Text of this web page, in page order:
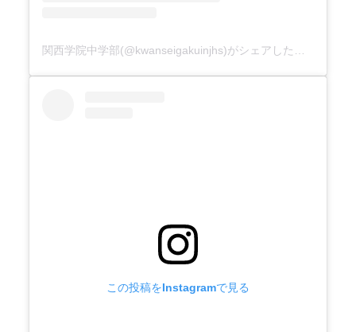
関西学院中学部(@kwanseigakuinjhs)がシェアした投稿
この投稿をInstagramで見る